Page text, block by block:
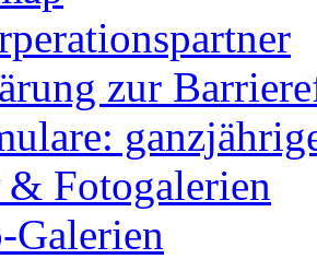
zur
Fotogalerien
Galerien